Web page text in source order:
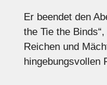
Er beendet den
the Tie the
Reichen und
hingebungsvollen